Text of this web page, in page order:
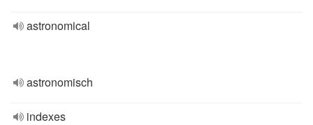
astronomical
astronomisch
indexes